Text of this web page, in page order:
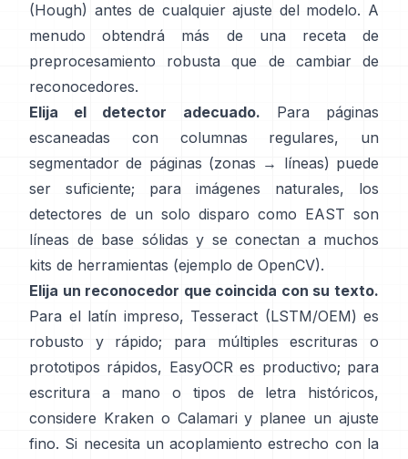
(Hough) antes de cualquier ajuste del modelo. A
menudo obtendrá más de una receta de
preprocesamiento robusta que de cambiar de
reconocedores.
Elija el detector adecuado. Para páginas
escaneadas con columnas regulares, un
segmentador de páginas (zonas → líneas) puede
ser suficiente; para imágenes naturales, los
detectores de un solo disparo como EAST son
líneas de base sólidas y se conectan a muchos
kits de herramientas (ejemplo de OpenCV).
Elija un reconocedor que coincida con su texto.
Para el latín impreso, Tesseract (LSTM/OEM) es
robusto y rápido; para múltiples escrituras o
prototipos rápidos, EasyOCR es productivo; para
escritura a mano o tipos de letra históricos,
considere Kraken o Calamari y planee un ajuste
fino. Si necesita un acoplamiento estrecho con la